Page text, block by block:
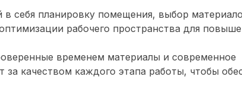
себя планировку помещения, выбор
рабочего пространства для
временем материалы и современное
качеством каждого этапа работы, чтобы